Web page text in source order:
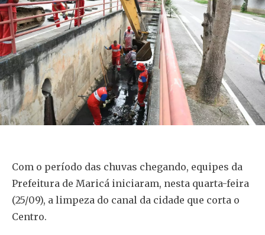
Com o período das chuvas chegando, equipes da
Prefeitura de Maricá iniciaram, nesta quarta-feira
(25/09), a limpeza do canal da cidade que corta o
Centro.